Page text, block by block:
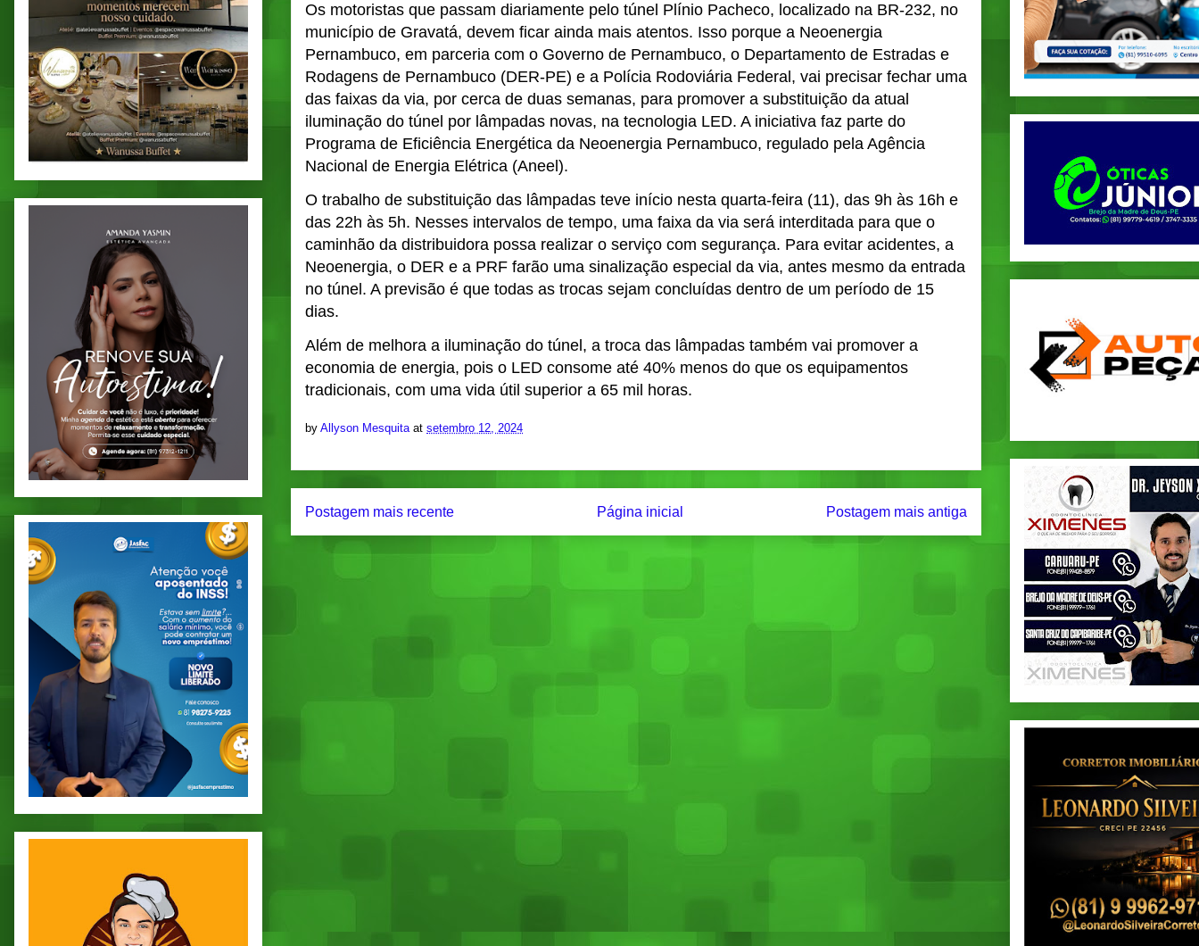
Os motoristas que passam diariamente pelo túnel Plínio Pacheco, localizado na BR-232, no
município de Gravatá, devem ficar ainda mais atentos. Isso porque a Neoenergia
Pernambuco, em parceria com o Governo de Pernambuco, o Departamento de Estradas e
Rodagens de Pernambuco (DER-PE) e a Polícia Rodoviária Federal, vai precisar fechar uma
das faixas da via, por cerca de duas semanas, para promover a substituição da atual
iluminação do túnel por lâmpadas novas, na tecnologia LED. A iniciativa faz parte do
Programa de Eficiência Energética da Neoenergia Pernambuco, regulado pela Agência
Nacional de Energia Elétrica (Aneel).
O trabalho de substituição das lâmpadas teve início nesta quarta-feira (11), das 9h às 16h e
das 22h às 5h. Nesses intervalos de tempo, uma faixa da via será interditada para que o
caminhão da distribuidora possa realizar o serviço com segurança. Para evitar acidentes, a
Neoenergia, o DER e a PRF farão uma sinalização especial da via, antes mesmo da entrada
no túnel. A previsão é que todas as trocas sejam concluídas dentro de um período de 15
dias.
Além de melhora a iluminação do túnel, a troca das lâmpadas também vai promover a
economia de energia, pois o LED consome até 40% menos do que os equipamentos
tradicionais, com uma vida útil superior a 65 mil horas.
by Allyson Mesquita at setembro 12, 2024
Postagem mais recente Postagem mais antiga
Página inicial